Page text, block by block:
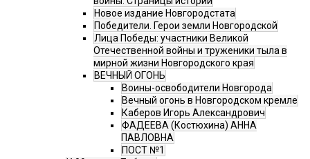
Новое издание Новгородстата
Победители. Герои земли Новгородской
Лица Победы: участники Великой
Отечественной войны и труженики тыла в
мирной жизни Новгородского края
ВЕЧНЫЙ ОГОНЬ
Воины-освободители Новгорода
Вечный огонь в Новгородском кремле
Каберов Игорь Александрович
ФАДЕЕВА (Костюхина) АННА
ПАВЛОВНА
ПОСТ №1